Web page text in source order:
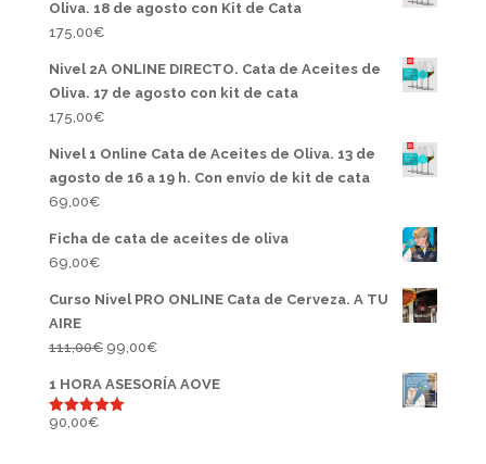
Oliva. 18 de agosto con Kit de Cata
175,00€
Nivel 2A ONLINE DIRECTO. Cata de Aceites de
Oliva. 17 de agosto con kit de cata
175,00€
Nivel 1 Online Cata de Aceites de Oliva. 13 de
agosto de 16 a 19 h. Con envío de kit de cata
69,00€
Ficha de cata de aceites de oliva
69,00€
Curso Nivel PRO ONLINE Cata de Cerveza. A TU
AIRE
111,00€ El
original
99,00€El
actual
1 HORA ASESORÍA AOVE
Valorado
90,00€